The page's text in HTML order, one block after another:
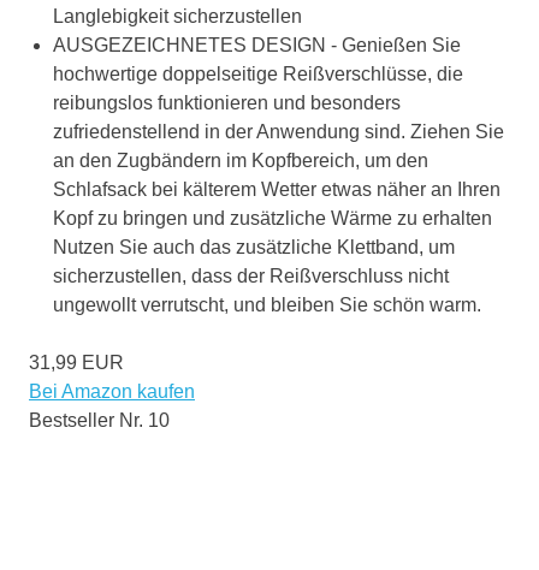
Langlebigkeit sicherzustellen
AUSGEZEICHNETES DESIGN - Genießen Sie
hochwertige doppelseitige Reißverschlüsse, die
reibungslos funktionieren und besonders
zufriedenstellend in der Anwendung sind. Ziehen Sie
an den Zugbändern im Kopfbereich, um den
Schlafsack bei kälterem Wetter etwas näher an Ihren
Kopf zu bringen und zusätzliche Wärme zu erhalten
Nutzen Sie auch das zusätzliche Klettband, um
sicherzustellen, dass der Reißverschluss nicht
ungewollt verrutscht, und bleiben Sie schön warm.
31,99 EUR
Bei Amazon kaufen
Bestseller Nr. 10